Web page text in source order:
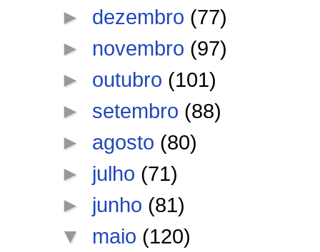
► dezembro (77)
► novembro (97)
► outubro (101)
► setembro (88)
► agosto (80)
► julho (71)
► junho (81)
▼ maio (120)